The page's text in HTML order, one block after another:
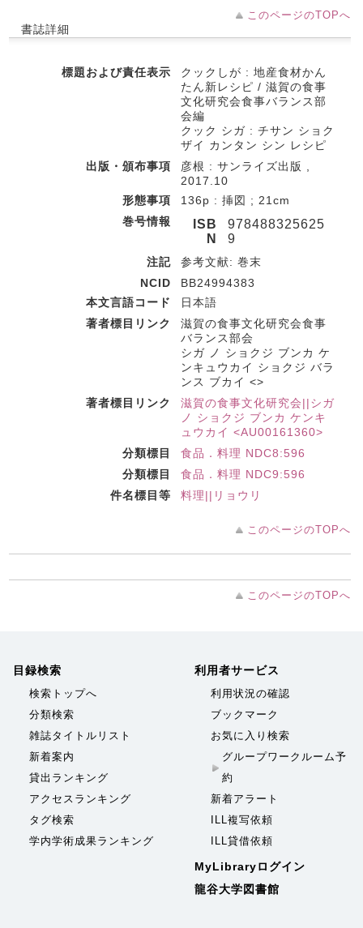
このページのTOPへ
書誌詳細
標題および責任表示
クックしが : 地産食材かん
たん新レシピ / 滋賀の食事
文化研究会食事バランス部
会編
クック シガ : チサン ショク
ザイ カンタン シン レシピ
出版・頒布事項
彦根 : サンライズ出版 ,
2017.10
形態事項
136p : 挿図 ; 21cm
巻号情報
ISB
N
978488325625
9
注記
参考文献: 巻末
NCID
BB24994383
本文言語コード
日本語
著者標目リンク
滋賀の食事文化研究会食事
バランス部会
シガ ノ ショクジ ブンカ ケ
ンキュウカイ ショクジ バラ
ンス ブカイ <>
著者標目リンク
滋賀の食事文化研究会||シガ
ノ ショクジ ブンカ ケンキ
ュウカイ <AU00161360>
分類標目
食品．料理 NDC8:596
分類標目
食品．料理 NDC9:596
件名標目等
料理||リョウリ
このページのTOPへ
このページのTOPへ
目録検索
検索トップへ
分類検索
雑誌タイトルリスト
新着案内
貸出ランキング
アクセスランキング
タグ検索
学内学術成果ランキング
利用者サービス
利用状況の確認
ブックマーク
お気に入り検索
グループワークルーム予
約
新着アラート
ILL複写依頼
ILL貸借依頼
MyLibraryログイン
龍谷大学図書館